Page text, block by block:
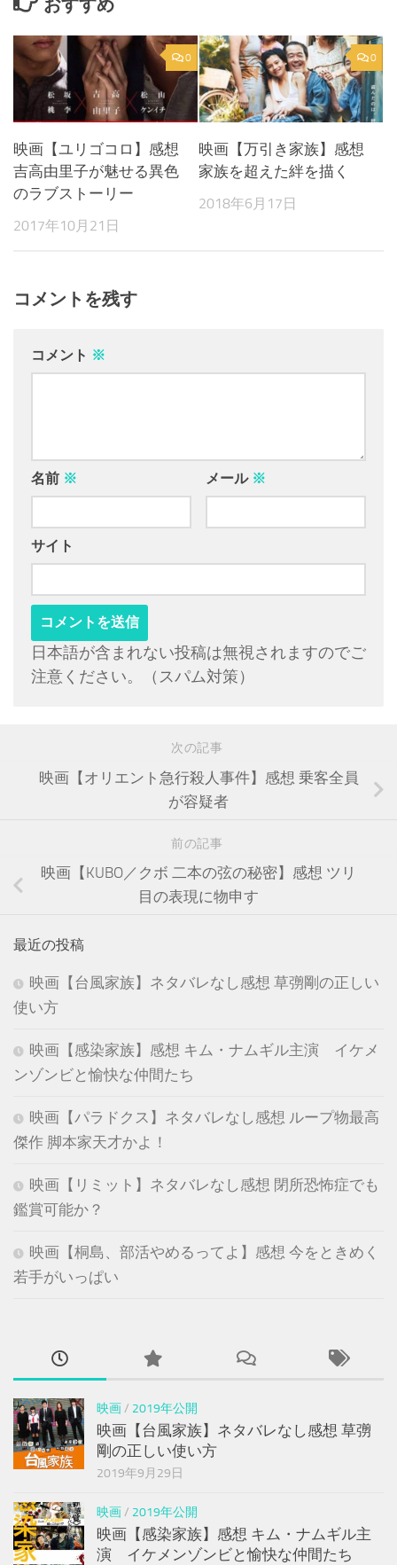
おすすめ
0
映画【ユリゴコロ】感想
吉高由里子が魅せる異色
のラブストーリー
2017年10月21日
0
映画【万引き家族】感想
家族を超えた絆を描く
2018年6月17日
コメントを残す
コメント ※
名前 ※ メール ※
サイト
日本語が含まれない投稿は無視されますのでご
注意ください。（スパム対策）
次の記事
映画【オリエント急行殺人事件】感想 乗客全員
が容疑者
前の記事
映画【KUBO／クボ 二本の弦の秘密】感想 ツリ
目の表現に物申す
最近の投稿
映画【台風家族】ネタバレなし感想 草彅剛の正しい
使い方
映画【感染家族】感想 キム・ナムギル主演 イケメ
ンゾンビと愉快な仲間たち
映画【パラドクス】ネタバレなし感想 ループ物最高
傑作 脚本家天才かよ！
映画【リミット】ネタバレなし感想 閉所恐怖症でも
鑑賞可能か？
映画【桐島、部活やめるってよ】感想 今をときめく
若手がいっぱい
映画/ 2019年公開
映画【台風家族】ネタバレなし感想 草彅
剛の正しい使い方
2019年9月29日
映画/ 2019年公開
映画【感染家族】感想 キム・ナムギル主
演 イケメンゾンビと愉快な仲間たち